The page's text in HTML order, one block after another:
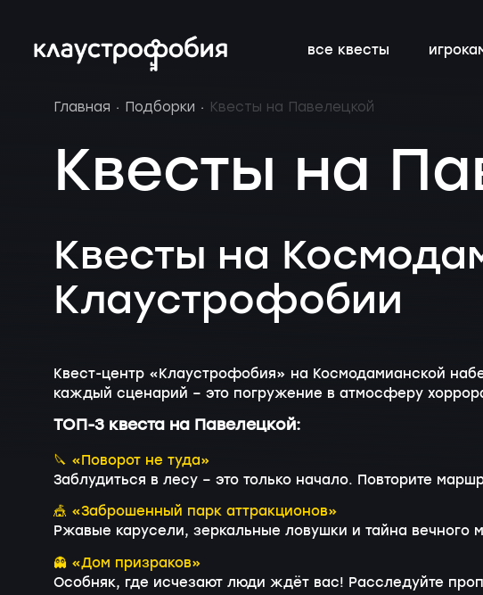
все квесты
веселые аттракционы
детям новые
магазин новичкам о квестах
сертификаты
вакансии
Главная Подборки Квесты на Павелецкой
Квесты на
Квесты на
Клаустрофобии
Квест-центр «Клаустрофобия» на Космодамианской
каждый сценарий – это погружение в атмосферу
ТОП-3 квеста на Павелецкой:
🔪 «Поворот не туда»
Заблудиться в лесу – это только начало. Повторите
🎪 «Заброшенный парк аттракционов»
Ржавые карусели, зеркальные ловушки и тайна
👻 «Дом призраков»
Особняк, где исчезают люди ждёт вас! Расследуйте